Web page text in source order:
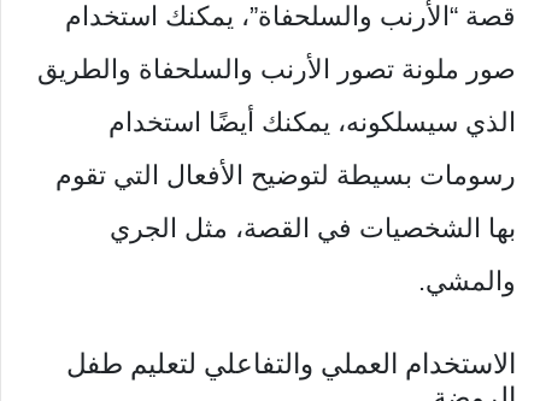
قصة “الأرنب والسلحفاة”، يمكنك استخدام
صور ملونة تصور الأرنب والسلحفاة والطريق
الذي سيسلكونه، يمكنك أيضًا استخدام
رسومات بسيطة لتوضيح الأفعال التي تقوم
بها الشخصيات في القصة، مثل الجري
والمشي.
الاستخدام العملي والتفاعلي لتعليم طفل